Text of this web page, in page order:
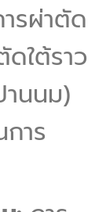
รผ่าตัด
ดใต้ราว
นนม)
การ